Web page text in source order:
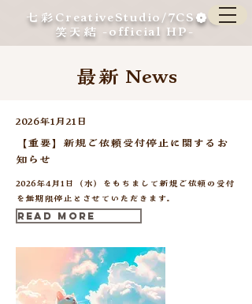
七彩CreativeStudio/7CS❁奇
笑天結 -official HP-
最新 News
2026年1月21日
【重要】新規ご依頼受付停止に関するお
知らせ
2026年4月1日（水）をもちまして新規ご依頼の受付
を無期限停止とさせていただきます。
Read More